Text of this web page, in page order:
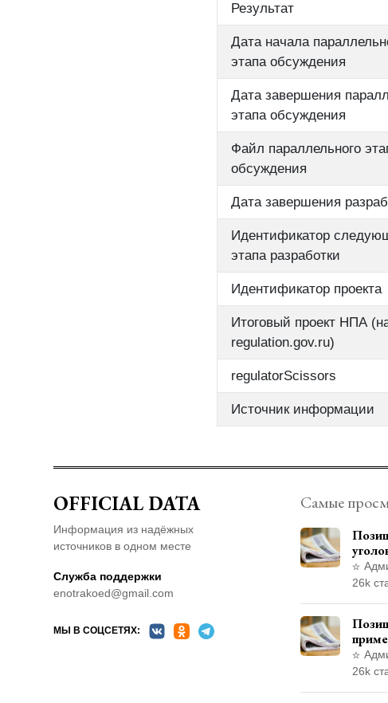
Результат
Дата начала
этапа обсуждения
Дата завершения
этапа обсуждения
Файл параллельного
обсуждения
Дата завершения
Идентификатор
этапа разработки
Идентификатор проекта
Итоговый проект НПА
regulation.gov.ru)
regulatorScissors
Источник информации
OFFICIAL DATA
Информация из надёжных
источников в одном месте
Служба поддержки
enotrakoed@gmail.com
МЫ В СОЦСЕТЯХ:
Самые
за
26k
26k